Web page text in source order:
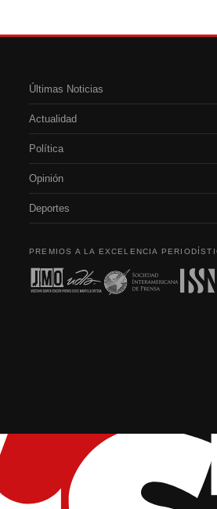
Últimas Noticias
Actualidad
Política
Opinión
Deportes
PREMIOS A LA EXCELENCIA